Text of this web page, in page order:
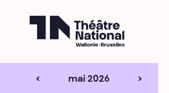
< mai 2026 >